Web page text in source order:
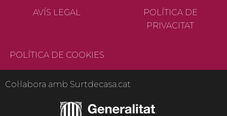
AVÍS LEGAL
POLÍTICA DE
PRIVACITAT
POLÍTICA DE COOKIES
Col·labora amb Surtdecasa.cat